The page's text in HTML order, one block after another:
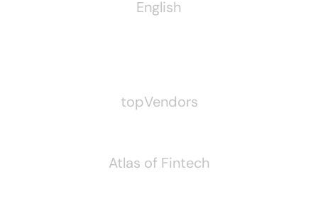
English
topVendors
Atlas of Fintech